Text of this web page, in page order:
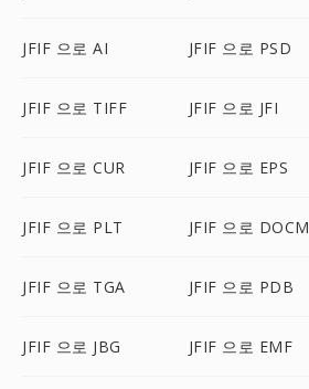
JFIF 으로 AI JFIF 으로 PSD
JFIF 으로 TIFF JFIF 으로 JFI
JFIF 으로 CUR JFIF 으로 EPS
JFIF 으로 PLT JFIF 으로 DOCM
JFIF 으로 TGA JFIF 으로 PDB
JFIF 으로 JBG JFIF 으로 EMF